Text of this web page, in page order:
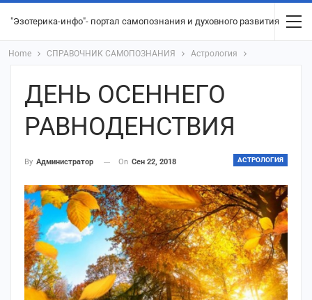
"Эзотерика-инфо"- портал самопознания и духовного развития
Home СПРАВОЧНИК САМОПОЗНАНИЯ Астрология
ДЕНЬ ОСЕННЕГО
РАВНОДЕНСТВИЯ
АСТРОЛОГИЯ
By Администратор On Сен 22, 2018